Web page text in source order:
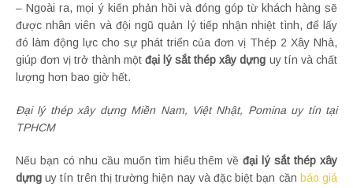
– Ngoài ra, mọi ý kiến phản hồi và đóng góp từ khách hàng sẽ
được nhân viên và đội ngũ quản lý tiếp nhận nhiệt tình, để lấy
đó làm động lực cho sự phát triển của đơn vị Thép 2 Xây Nhà,
giúp đơn vị trở thành một đại lý sắt thép xây dựng uy tín và chất
lượng hơn bao giờ hết.
Đại lý thép xây dựng Miền Nam, Việt Nhật, Pomina uy tín tại
TPHCM
Nếu bạn có nhu cầu muốn tìm hiểu thêm vềđại lý sắt thép xây
dựnguy tín trên thị trường hiện nay và đặc biệt bạn cần báo giá